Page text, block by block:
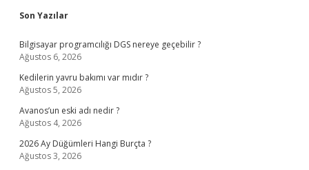
Sidebar
Son Yazılar
Bilgisayar programcılığı DGS nereye geçebilir ?
Ağustos 6, 2026
Kedilerin yavru bakımı var mıdır ?
Ağustos 5, 2026
Avanos’un eski adı nedir ?
Ağustos 4, 2026
2026 Ay Düğümleri Hangi Burçta ?
Ağustos 3, 2026